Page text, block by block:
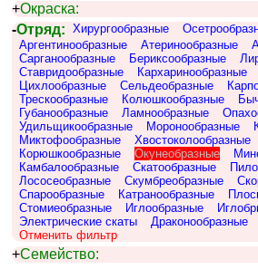
+Окраска:
-Отряд: Хирургообразные
Аргентинообразные
Атеринообразные
Сарганообразные
Бериксообразные
Ставридообразные
Кархаринообразные
Цихлообразные
Сельдеобразные
Трескообразные
Колюшкообразные
Губанообразные
Ламнообразные
Удильщикообразные
Моронообразные
Миктофообразные
Хвостоколообразные
Корюшкообразные
Окунеобразные
Камбалообразные
Скатообразные
Лососеобразные
Скумбреобразные
Спарообразные
Катранообразные
Стомиеобразные
Иглообразные
Электрические скаты
Драконообразные
Отменить фильтр
+Семейство: